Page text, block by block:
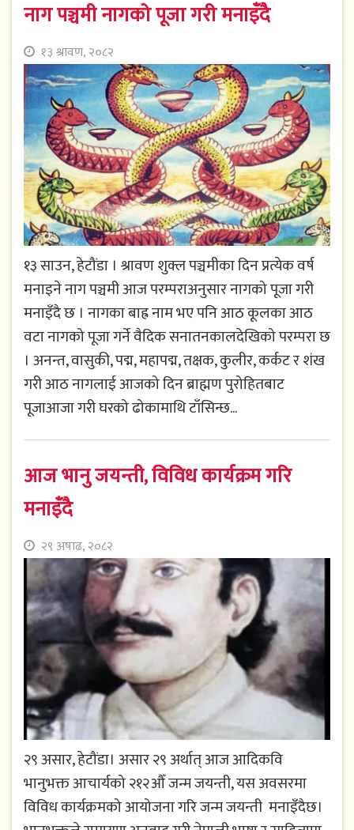
नाग पञ्चमी नागको पूजा गरी मनाइँदै
१३ श्रावण, २०८२
१३ साउन, हेटौंडा । श्रावण शुक्ल पञ्चमीका दिन प्रत्येक वर्ष
मनाइने नाग पञ्चमी आज परम्पराअनुसार नागको पूजा गरी
मनाइँदै छ । नागका बाह्र नाम भए पनि आठ कूलका आठ
वटा नागको पूजा गर्ने वैदिक सनातनकालदेखिको परम्परा छ
। अनन्त, वासुकी, पद्म, महापद्म, तक्षक, कुलीर, कर्कट र शंख
गरी आठ नागलाई आजको दिन ब्राह्मण पुरोहितबाट
पूजाआजा गरी घरको ढोकामाथि टाँसिन्छ...
आज भानु जयन्ती, विविध कार्यक्रम गरि
मनाइँदै
२९ अषाढ, २०८२
२९ असार, हेटौंडा। असार २९ अर्थात् आज आदिकवि
भानुभक्त आचार्यको २१२औँ जन्म जयन्ती, यस अवसरमा
विविध कार्यक्रमको आयोजना गरि जन्म जयन्ती मनाइँदैछ।